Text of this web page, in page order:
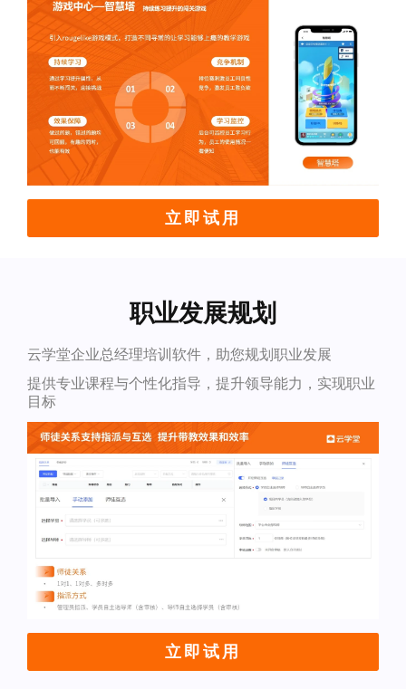
立即试用
职业发展规划
云学堂企业总经理培训软件，助您规划职业发展
提供专业课程与个性化指导，提升领导能力，实现职业
目标
立即试用